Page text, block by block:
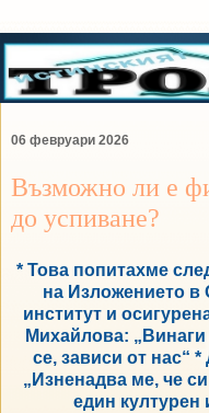
06 февруари 2026
Възможно ли е
до успиване?
* Това попитахме
на Изложението в
институт и
Михайлова:
се, зависи от нас“
„Изненадва ме, че
един културен